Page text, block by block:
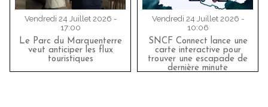
Vendredi 24 Juillet 2026 -
17:00
Le Parc du Marquenterre
veut anticiper les flux
touristiques
Vendredi 24 Juillet 2026 -
10:06
SNCF Connect lance une
carte interactive pour
trouver une escapade de
dernière minute